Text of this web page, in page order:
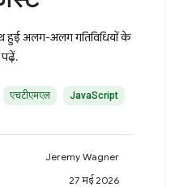
हुई अलग-अलग गतिविधियों के
पढ़ें.
एचटीएमएल JavaScript
Jeremy Wagner
27 मई 2026